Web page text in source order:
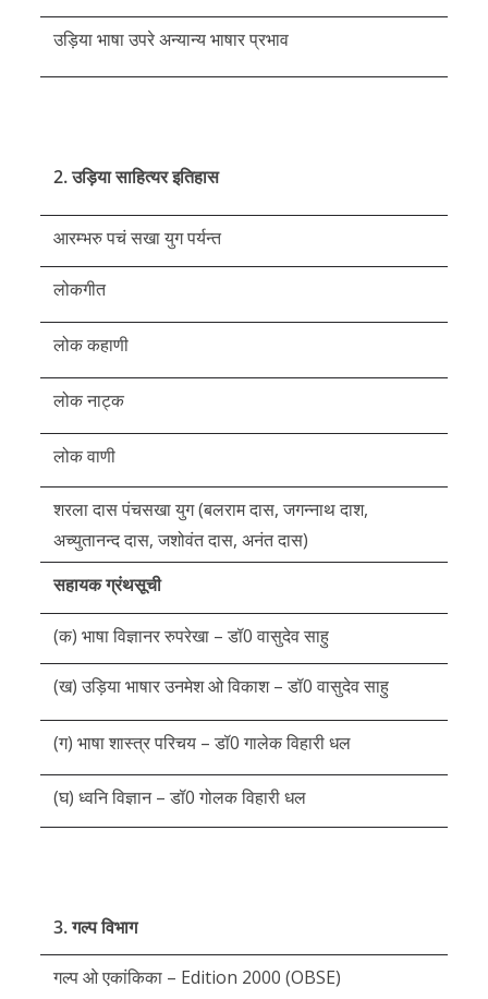
उड़िया भाषा उपरे अन्यान्य भाषार प्रभाव
2. उड़िया साहित्यर इतिहास
आरम्भरु पचं सखा युग पर्यन्त
लोकगीत
लोक कहाणी
लोक नाट्क
लोक वाणी
शरला दास पंचसखा युग (बलराम दास, जगन्नाथ दाश,
अच्युतानन्द दास, जशोवंत दास, अनंत दास)
सहायक ग्रंथसूची
(क) भाषा विज्ञानर रुपरेखा – डॉ0 वासुदेव साहु
(ख) उड़िया भाषार उनमेश ओ विकाश – डॉ0 वासुदेव साहु
(ग) भाषा शास्त्र परिचय – डॉ0 गालेक विहारी धल
(घ) ध्वनि विज्ञान – डॉ0 गोलक विहारी धल
3. गल्प विभाग
गल्प ओ एकांकिका – Edition 2000 (OBSE)